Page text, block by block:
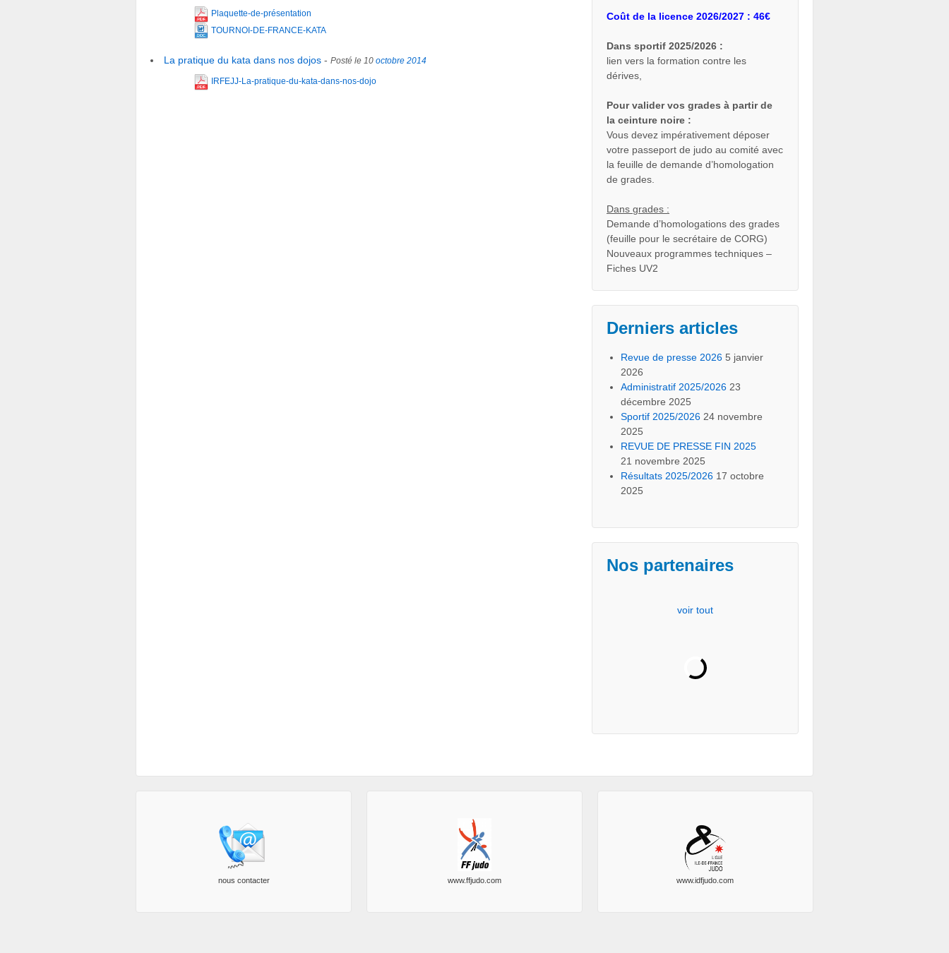
Plaquette-de-présentation
TOURNOI-DE-FRANCE-KATA
La pratique du kata dans nos dojos - Posté le 10 octobre 2014
IRFEJJ-La-pratique-du-kata-dans-nos-dojo
Coût de la licence 2026/2027 : 46€
Dans sportif 2025/2026 :
lien vers la formation contre les
dérives,
Pour valider vos grades à partir de
la ceinture noire :
Vous devez impérativement déposer
votre passeport de judo au comité avec
la feuille de demande d’homologation
de grades.
Dans grades :
Demande d’homologations des grades
(feuille pour le secrétaire de CORG)
Nouveaux programmes techniques –
Fiches UV2
Derniers articles
Revue de presse 2026 5 janvier
2026
Administratif 2025/2026 23
décembre 2025
Sportif 2025/2026 24 novembre
2025
REVUE DE PRESSE FIN 2025
21 novembre 2025
Résultats 2025/2026 17 octobre
2025
Nos partenaires
voir tout
nous contacter www.ffjudo.com www.idfjudo.com